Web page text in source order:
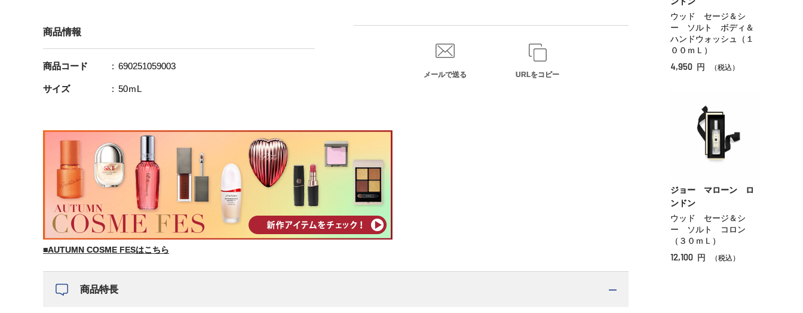
メールで送る URLをコピー
商品情報
商品コード 690251059003
サイズ 50ｍL
■AUTUMN COSME FESはこちら
商品特長
ウッド セージ＆シ
ー ソルト ボディ＆
ハンドウォッシュ（１
００ｍＬ）
4,950 円 （税込）
ジョー マローン ロ
ンドン
ウッド セージ＆シ
ー ソルト コロン
（３０ｍＬ）
12,100 円 （税込）